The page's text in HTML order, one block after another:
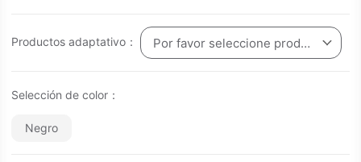
Productos adaptativo： Por favor seleccione producto
Selección de color：
Negro